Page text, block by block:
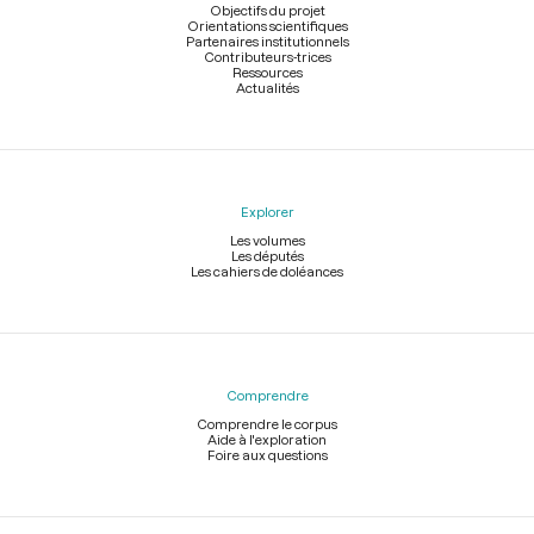
Objectifs du projet
Orientations scientifiques
Partenaires institutionnels
Contributeurs-trices
Ressources
Actualités
Explorer
Les volumes
Les députés
Les cahiers de doléances
Comprendre
Comprendre le corpus
Aide à l'exploration
Foire aux questions